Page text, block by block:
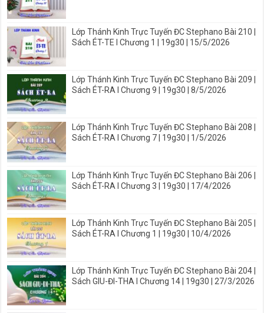
Lớp Thánh Kinh Trực Tuyến ĐC Stephano Bài 210 |
Sách ÉT-TE I Chương 1 | 19g30 | 15/5/2026
Lớp Thánh Kinh Trực Tuyến ĐC Stephano Bài 209 |
Sách ÉT-RA I Chương 9 | 19g30 | 8/5/2026
Lớp Thánh Kinh Trực Tuyến ĐC Stephano Bài 208 |
Sách ÉT-RA I Chương 7 | 19g30 | 1/5/2026
Lớp Thánh Kinh Trực Tuyến ĐC Stephano Bài 206 |
Sách ÉT-RA I Chương 3 | 19g30 | 17/4/2026
Lớp Thánh Kinh Trực Tuyến ĐC Stephano Bài 205 |
Sách ÉT-RA I Chương 1 | 19g30 | 10/4/2026
Lớp Thánh Kinh Trực Tuyến ĐC Stephano Bài 204 |
Sách GIU-ĐI-THA I Chương 14 | 19g30 | 27/3/2026